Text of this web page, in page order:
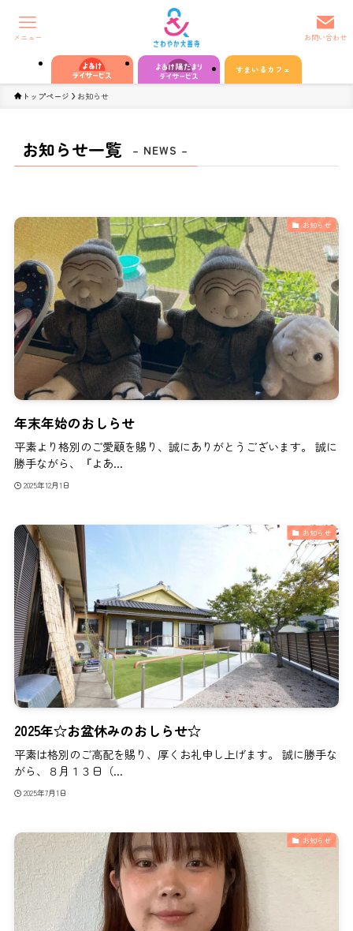
お問い合わせ
メニュー
すまいるカフェ
トップページ お知らせ
お知らせ一覧 – NEWS –
お知らせ
年末年始のおしらせ
平素より格別のご愛顧を賜り、誠にありがとうございます。 誠に
勝手ながら、『よあ...
2025年12月1日
お知らせ
2025年☆お盆休みのおしらせ☆
平素は格別のご高配を賜り、厚くお礼申し上げます。 誠に勝手な
がら、８月１３日（...
2025年7月1日
お知らせ